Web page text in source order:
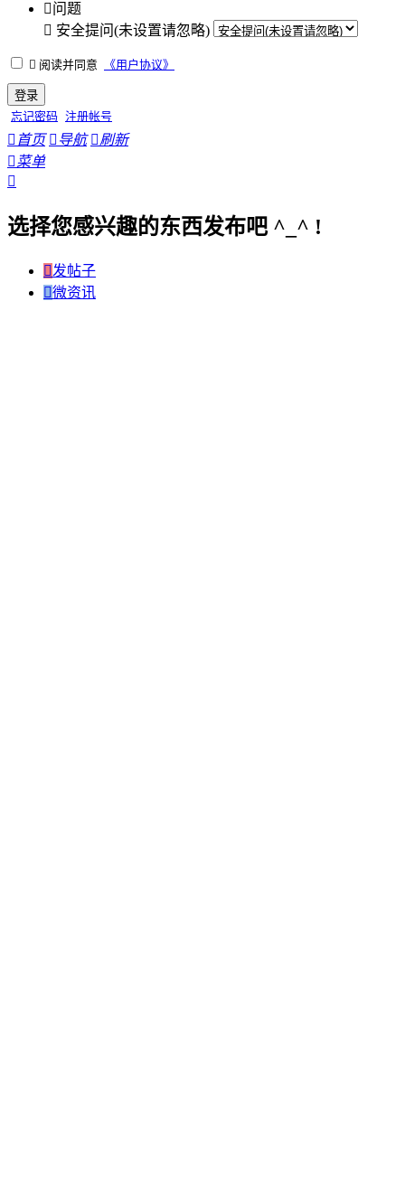
问题
 安全提问(未设置请忽略)
 阅读并同意 《用户协议》
登录
忘记密码 注册帐号
 首页  导航 刷新
菜单

选择您感兴趣的东西发布吧 ^_^ !
发帖子
微资讯